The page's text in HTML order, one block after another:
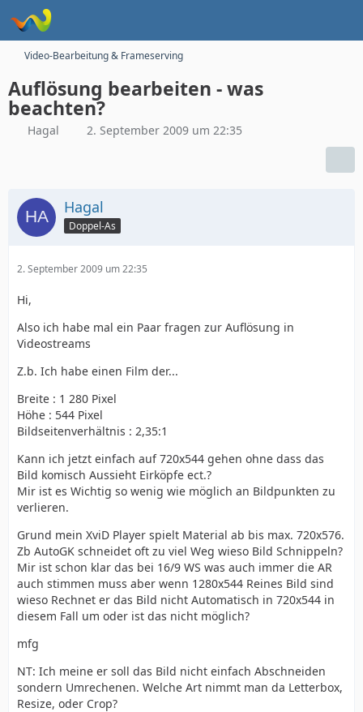
Video-Bearbeitung & Frameserving
Auflösung bearbeiten - was
beachten?
Hagal 2. September 2009 um 22:35
Hagal
Doppel-As
2. September 2009 um 22:35
Hi,
Also ich habe mal ein Paar fragen zur Auflösung in
Videostreams
Z.b. Ich habe einen Film der...
Breite : 1 280 Pixel
Höhe : 544 Pixel
Bildseitenverhältnis : 2,35:1
Kann ich jetzt einfach auf 720x544 gehen ohne dass das
Bild komisch Aussieht Eirköpfe ect.?
Mir ist es Wichtig so wenig wie möglich an Bildpunkten zu
verlieren.
Grund mein XviD Player spielt Material ab bis max. 720x576.
Zb AutoGK schneidet oft zu viel Weg wieso Bild Schnippeln?
Mir ist schon klar das bei 16/9 WS was auch immer die AR
auch stimmen muss aber wenn 1280x544 Reines Bild sind
wieso Rechnet er das Bild nicht Automatisch in 720x544 in
diesem Fall um oder ist das nicht möglich?
mfg
NT: Ich meine er soll das Bild nicht einfach Abschneiden
sondern Umrechenen. Welche Art nimmt man da Letterbox,
Resize, oder Crop?